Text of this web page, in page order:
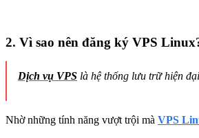
2. Vì sao nên đăng ký VPS
Dịch vụ VPS là hệ thống lưu trữ hiện
Nhờ những tính năng vượt trội mà VPS